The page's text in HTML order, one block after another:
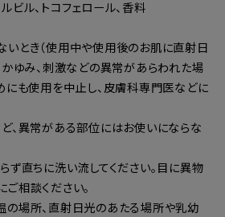
ビル、トコフェロール、香料
とき（使用中や使用後のお肌に直射日
かゆみ、刺激などの異常があらわれた場
にも使用を中止し、皮膚科専門医などに
、異常がある部位にはお使いにならな
ず直ちに洗い流してください。目に異物
相談ください。
場所、直射日光のあたる場所や乳幼